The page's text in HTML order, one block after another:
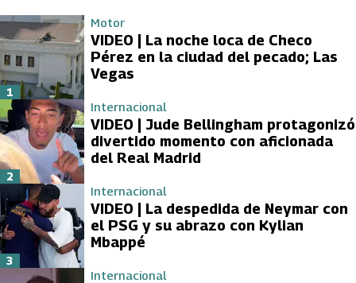
Motor
VIDEO | La noche loca de Checo
Pérez en la ciudad del pecado; Las
Vegas
1
Internacional
VIDEO | Jude Bellingham protagonizó
divertido momento con aficionada
del Real Madrid
2
Internacional
VIDEO | La despedida de Neymar con
el PSG y su abrazo con Kylian
Mbappé
3
Internacional